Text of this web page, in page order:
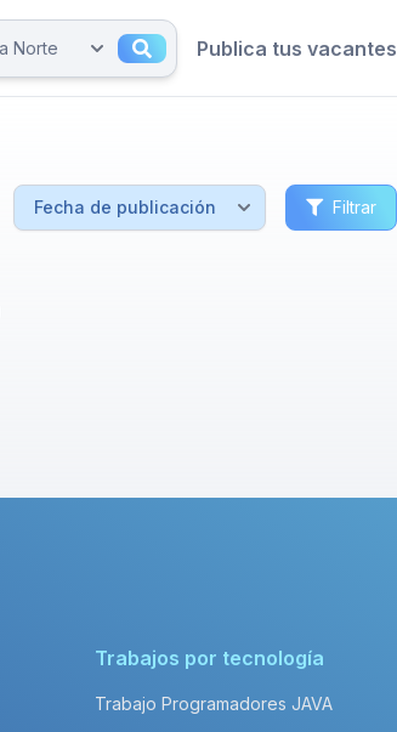
Publica tus vacantes
Filtrar
Trabajos por tecnología
Trabajo Programadores JAVA